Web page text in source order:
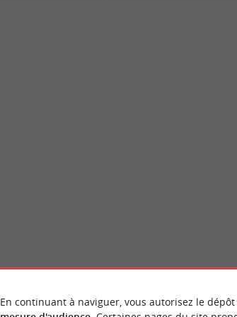
En continuant à naviguer, vous autorisez le